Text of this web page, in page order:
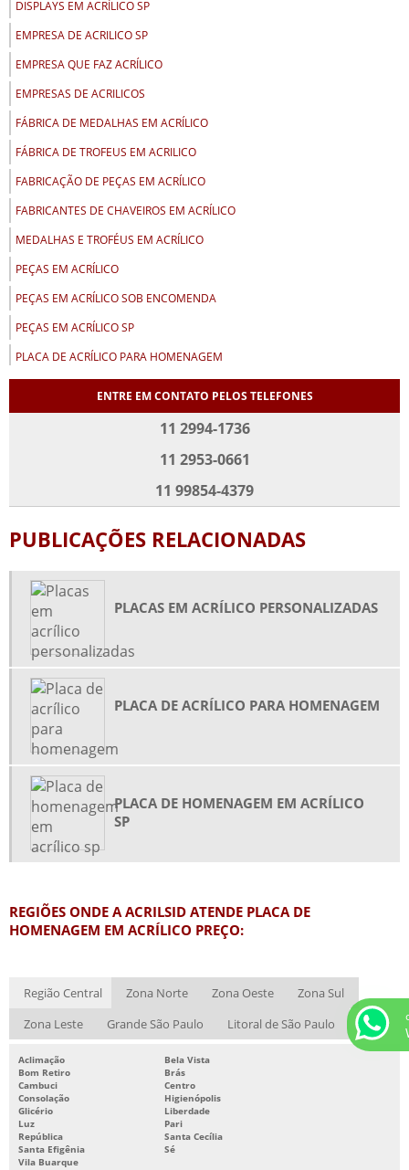
DISPLAYS EM ACRÍLICO SP
EMPRESA DE ACRILICO SP
EMPRESA QUE FAZ ACRÍLICO
EMPRESAS DE ACRILICOS
FÁBRICA DE MEDALHAS EM ACRÍLICO
FÁBRICA DE TROFEUS EM ACRILICO
FABRICAÇÃO DE PEÇAS EM ACRÍLICO
FABRICANTES DE CHAVEIROS EM ACRÍLICO
MEDALHAS E TROFÉUS EM ACRÍLICO
PEÇAS EM ACRÍLICO
PEÇAS EM ACRÍLICO SOB ENCOMENDA
PEÇAS EM ACRÍLICO SP
PLACA DE ACRÍLICO PARA HOMENAGEM
PLACA DE HOMENAGEM EM ACRÍLICO PREÇO
PLACAS EM ACRÍLICO SP
PORTA CANETA DE ACRÍLICO
PORTA FOLDER EM ACRÍLICO DE PAREDE
PORTA RETRATO DE ACRÍLICO ONDE COMPRAR
PRISMA ACRÍLICO PREÇO
PRISMA DE ACRÍLICO
PRISMAS DE MESA EM ACRÍLICO
PRODUÇÃO DE TROFÉUS EM ACRÍLICO
QUADROS INFORMATIVOS EM ACRÍLICO
TROFÉU ACRÍLICO LASER
TROFÉU EM ACRÍLICO
TROFEUS EM ACRILICO SP
URNAS E DISPLAYS EM ACRÍLICO
CAIXA DE ACRÍLICO PREÇO
CALENDÁRIO DE MESA EM ACRÍLICO PREÇO
CÚPULA DE ACRÍLICO PREÇO
DISPLAY ACRÍLICO PREÇO
FABRICA DE PEÇAS EM ACRÍLICO
ENTRE EM CONTATO PELOS TELEFONES
11 2994-1736
11 2953-0661
11 99854-4379
PUBLICAÇÕES RELACIONADAS
PLACAS EM ACRÍLICO PERSONALIZADAS
PLACA DE ACRÍLICO PARA HOMENAGEM
PLACA DE HOMENAGEM EM ACRÍLICO
SP
REGIÕES ONDE A ACRILSID ATENDE PLACA DE
HOMENAGEM EM ACRÍLICO PREÇO:
Região Central Zona Norte Zona Oeste
Zona Sul
Zona Leste
Grande São Paulo Litoral de São Paulo
Aclimação
Bela Vista
Bom Retiro
Brás
Cambuci
Centro
Consolação
Higienópolis
Glicério
Liberdade
Luz
Pari
República
Santa Cecília
Santa Efigênia
Sé
Vila Buarque